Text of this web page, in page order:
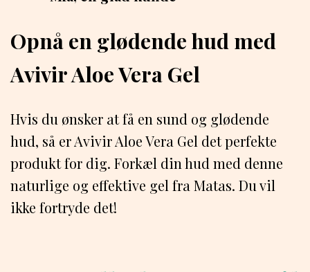
Opnå en glødende hud med
Avivir Aloe Vera Gel
Hvis du ønsker at få en sund og glødende
hud, så er Avivir Aloe Vera Gel det perfekte
produkt for dig. Forkæl din hud med denne
naturlige og effektive gel fra Matas. Du vil
ikke fortryde det!